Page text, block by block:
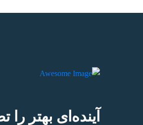
آینده‌ای بهتر را